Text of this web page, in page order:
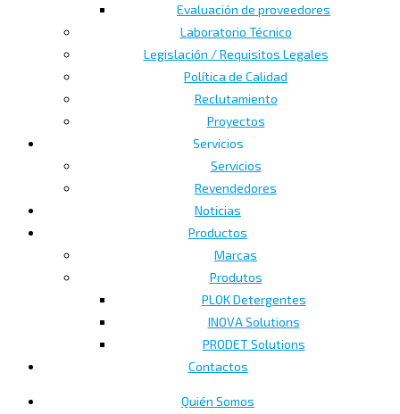
Evaluación de proveedores
Laboratorio Técnico
Legislación / Requisitos Legales
Política de Calidad
Reclutamiento
Proyectos
Servicios
Servicios
Revendedores
Noticias
Productos
Marcas
Produtos
PLOK Detergentes
INOVA Solutions
PRODET Solutions
Contactos
Quién Somos